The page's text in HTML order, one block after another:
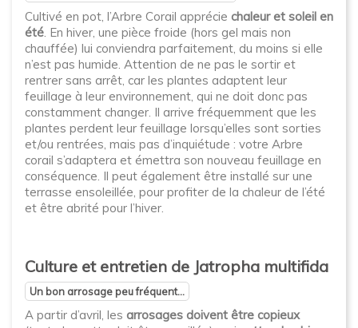
Cultivé en pot, l’Arbre Corail apprécie chaleur et soleil en
été. En hiver, une pièce froide (hors gel mais non
chauffée) lui conviendra parfaitement, du moins si elle
n’est pas humide. Attention de ne pas le sortir et
rentrer sans arrêt, car les plantes adaptent leur
feuillage à leur environnement, qui ne doit donc pas
constamment changer. Il arrive fréquemment que les
plantes perdent leur feuillage lorsqu’elles sont sorties
et/ou rentrées, mais pas d’inquiétude : votre Arbre
corail s’adaptera et émettra son nouveau feuillage en
conséquence. Il peut également être installé sur une
terrasse ensoleillée, pour profiter de la chaleur de l’été
et être abrité pour l’hiver.
Culture et entretien de Jatropha multifida
Un bon arrosage peu fréquent...
A partir d’avril, les arrosages doivent être copieux